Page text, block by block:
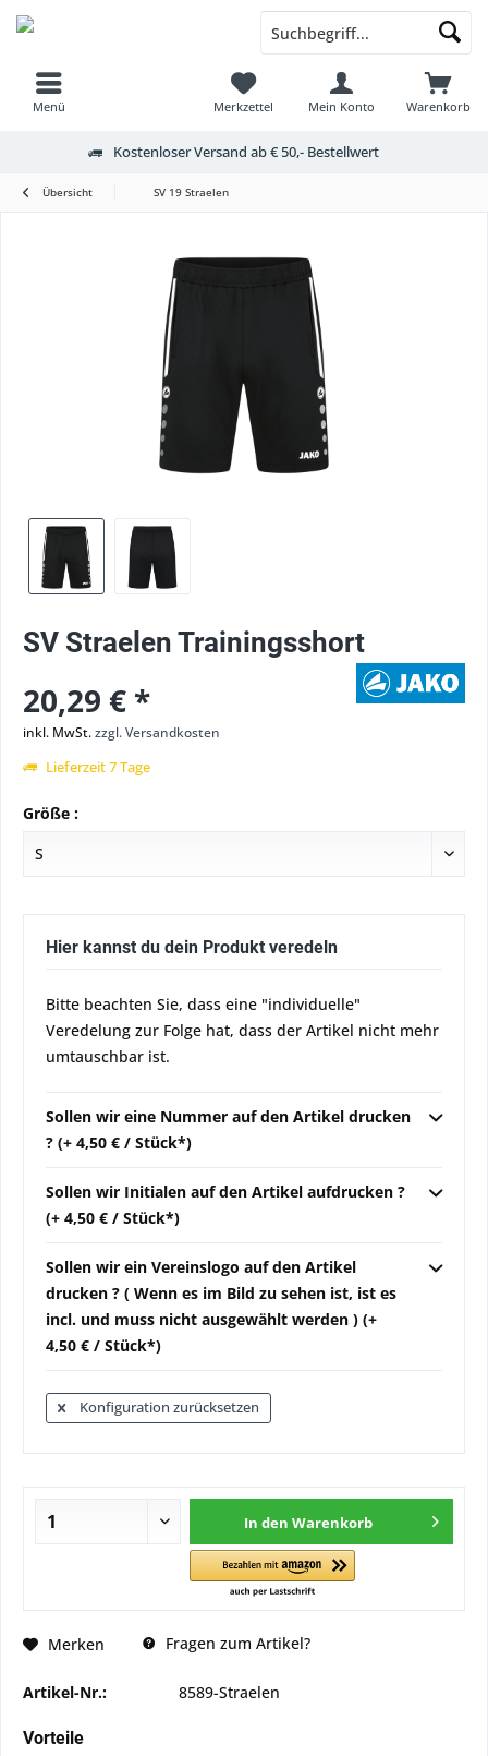
Menü Warenkorb
Merkzettel Mein Konto
Kostenloser Versand ab € 50,- Bestellwert
Übersicht SV 19 Straelen
SV Straelen Trainingsshort
20,29 € *
inkl. MwSt.zzgl. Versandkosten
Lieferzeit 7 Tage
Größe :
Hier kannst du dein Produkt veredeln
Bitte beachten Sie, dass eine "individuelle"
Veredelung zur Folge hat, dass der Artikel nicht mehr
umtauschbar ist.
Sollen wir eine Nummer auf den Artikel drucken
? (+ 4,50 € / Stück*)
Sollen wir Initialen auf den Artikel aufdrucken ?
(+ 4,50 € / Stück*)
Sollen wir ein Vereinslogo auf den Artikel
drucken ? ( Wenn es im Bild zu sehen ist, ist es
incl. und muss nicht ausgewählt werden ) (+
4,50 € / Stück*)
Konfiguration zurücksetzen
In den Warenkorb
Merken Fragen zum Artikel?
Artikel-Nr.: 8589-Straelen
Vorteile